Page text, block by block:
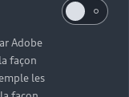
par ailleurs
via
Adobe
façon
les